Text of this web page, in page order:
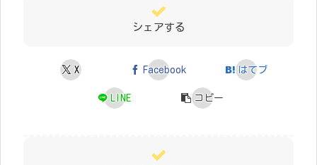
シェアする
X Facebook はてブ
LINE コピー